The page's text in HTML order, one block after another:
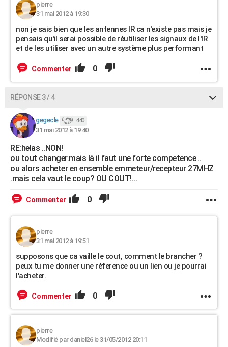
pierre
31 mai 2012 à 19:30
non je sais bien que les antennes IR ca n'existe pas mais je
pensais qu'il serai possible de réutiliser les signaux de l'IR
et de les utiliser avec un autre système plus performant
Commenter 0
RÉPONSE 3 / 4
gegecle 440
31 mai 2012 à 19:40
RE:helas ..NON!
ou tout changer.mais là il faut une forte competence ..
ou alors acheter en ensemble emmeteur/recepteur 27MHZ
.mais cela vaut le coup? OU COUT!...
Commenter 0
pierre
31 mai 2012 à 19:51
supposons que ca vaille le cout, comment le brancher ?
peux tu me donner une réference ou un lien ou je pourrai
l'acheter.
Commenter 0
pierre
Modifié par daniel26 le 31/05/2012 20:11